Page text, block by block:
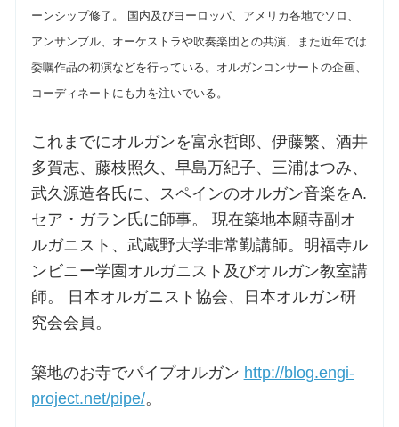
ーンシップ修了。 国内及びヨーロッパ、アメリカ各地でソロ、
アンサンブル、オーケストラや吹奏楽団との共演、また近年では
委嘱作品の初演などを行っている。オルガンコンサートの企画、
コーディネートにも力を注いでいる。
これまでにオルガンを富永哲郎、伊藤繁、酒井
多賀志、藤枝照久、早島万紀子、三浦はつみ、
武久源造各氏に、スペインのオルガン音楽をA.
セア・ガラン氏に師事。 現在築地本願寺副オ
ルガニスト、武蔵野大学非常勤講師。明福寺ル
ンビニー学園オルガニスト及びオルガン教室講
師。 日本オルガニスト協会、日本オルガン研
究会会員。
築地のお寺でパイプオルガン http://blog.engi-
project.net/pipe/。